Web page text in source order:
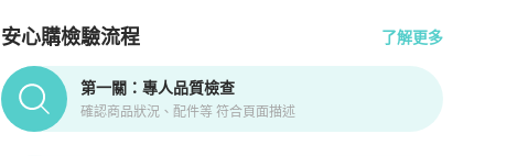
安心購檢驗流程 了解更多
PopChill拍拍圈正品驗證、安心購檢驗流程介紹
第一關：專人品質檢查
確認商品狀況、配件等 符合頁面描述